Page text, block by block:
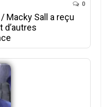
0
/ Macky Sall a reçu
d’autres